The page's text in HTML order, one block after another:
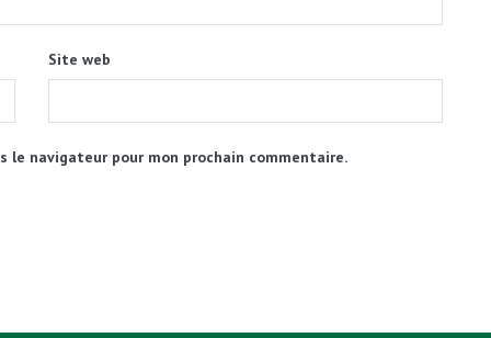
Site web
le navigateur pour mon prochain commentaire.